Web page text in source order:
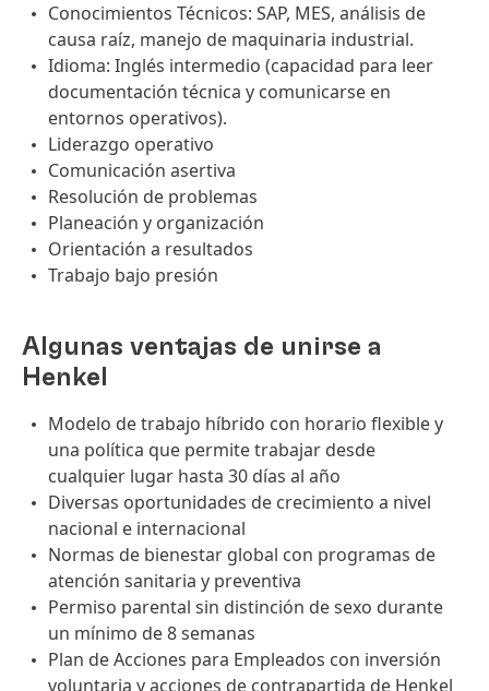
Conocimientos Técnicos: SAP, MES, análisis de
causa raíz, manejo de maquinaria industrial.
Idioma: Inglés intermedio (capacidad para leer
documentación técnica y comunicarse en
entornos operativos).
Liderazgo operativo
Comunicación asertiva
Resolución de problemas
Planeación y organización
Orientación a resultados
Trabajo bajo presión
Algunas ventajas de unirse a
Henkel
Modelo de trabajo híbrido con horario flexible y
una política que permite trabajar desde
cualquier lugar hasta 30 días al año
Diversas oportunidades de crecimiento a nivel
nacional e internacional
Normas de bienestar global con programas de
atención sanitaria y preventiva
Permiso parental sin distinción de sexo durante
un mínimo de 8 semanas
Plan de Acciones para Empleados con inversión
voluntaria y acciones de contrapartida de Henkel